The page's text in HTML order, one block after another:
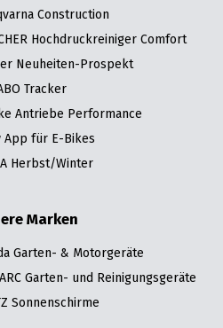
Construction
Hochdruckreiniger Comfort
Neuheiten-Prospekt
Tracker
Antriebe Performance
App für E-Bikes
Herbst/Winter
Marken
Garten- & Motorgeräte
Garten- und Reinigungsgeräte
Sonnenschirme